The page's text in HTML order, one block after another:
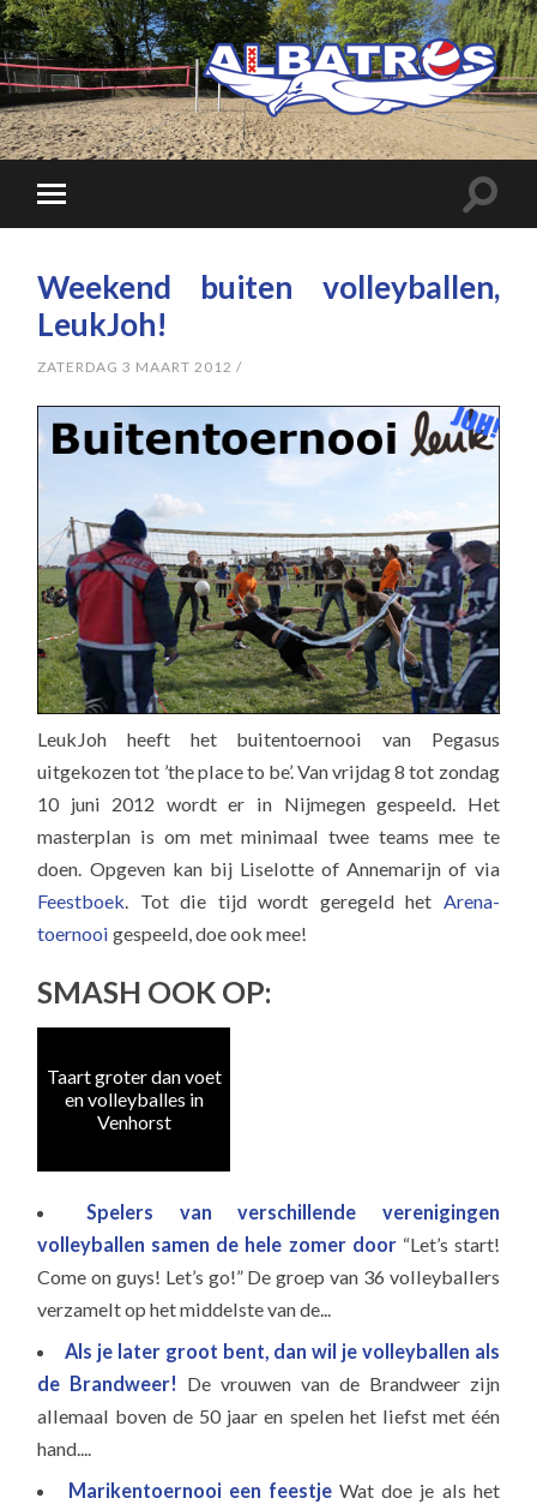
Weekend buiten volleyballen,
LeukJoh!
ZATERDAG 3 MAART 2012 /
LeukJoh heeft het buitentoernooi van Pegasus
uitgekozen tot ’the place to be’. Van vrijdag 8 tot zondag
10 juni 2012 wordt er in Nijmegen gespeeld. Het
masterplan is om met minimaal twee teams mee te
doen. Opgeven kan bij Liselotte of Annemarijn of via
Feestboek. Tot die tijd wordt geregeld het Arena-
toernooi gespeeld, doe ook mee!
SMASH OOK OP:
Taart groter dan voet
en volleyballes in
Venhorst
Spelers van verschillende verenigingen
volleyballen samen de hele zomer door “Let’s start!
Come on guys! Let’s go!” De groep van 36 volleyballers
verzamelt op het middelste van de...
Als je later groot bent, dan wil je volleyballen als
de Brandweer! De vrouwen van de Brandweer zijn
allemaal boven de 50 jaar en spelen het liefst met één
hand....
Marikentoernooi een feestjeWat doe je als het